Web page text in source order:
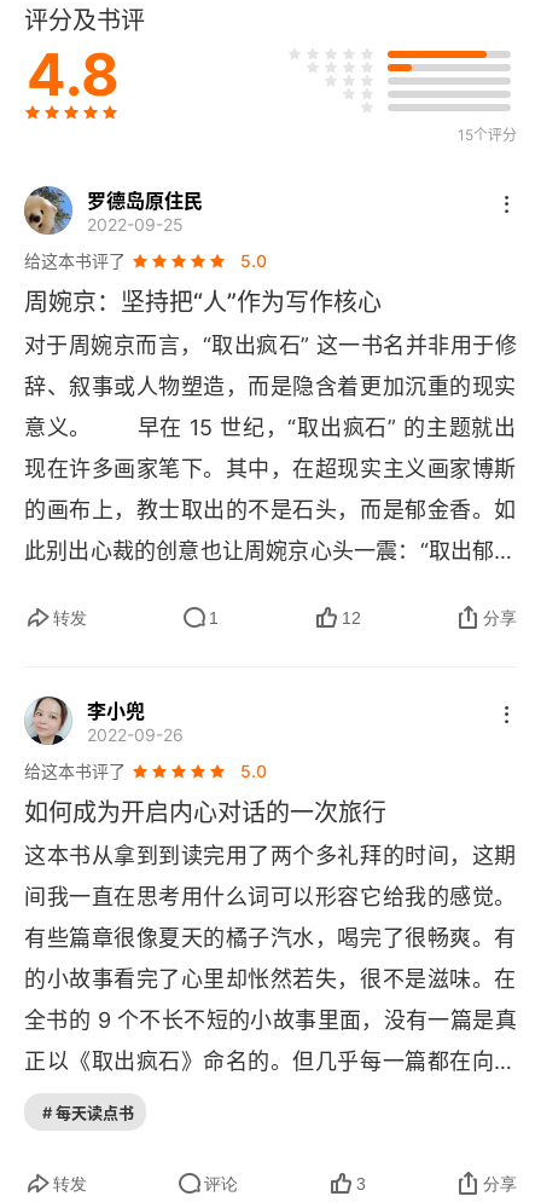
评分及书评
4.8
15个评分
罗德岛原住民
2022-09-25
给这本书评了
5.0
周婉京：坚持把“人”作为写作核心
对于周婉京而言，“取出疯石” 这一书名并非用于修
辞、叙事或人物塑造，而是隐含着更加沉重的现实
意义。　　早在 15 世纪，“取出疯石” 的主题就出
现在许多画家笔下。其中，在超现实主义画家博斯
的画布上，教士取出的不是石头，而是郁金香。如
此别出心裁的创意也让周婉京心头一震：“取出郁金
人是如何思考的？“疯石” 对他们而言意味着什么？
数百年前的画作中，周婉京感受到 “现实正在变
取出一点什么，从根本上找到解决方案。” 带着这
样的想法，周婉京写出了《取出疯石》。她写现
实，但不落于俗套，而是用精妙的巧合、新奇的结
局，让这部书乘着超现实的列车滚滚向前。　　城
市边缘的 “异物”，藏着普通人的人生百态　　字幕
组、福利姬、假画、深柜、冻卵…… 在《取出疯
石》里，九个不同的故事在纽约的土地上缓缓展
初，周婉京在美国布朗大学哲学系做访问学者。当
她进到哲学系的教室，发现自己是唯一的非白人、
转发 1 12 分享
李小兜
2022-09-26
给这本书评了
5.0
如何成为开启内心对话的一次旅行
这本书从拿到到读完用了两个多礼拜的时间，这期
间我一直在思考用什么词可以形容它给我的感觉。
有些篇章很像夏天的橘子汽水，喝完了很畅爽。有
的小故事看完了心里却怅然若失，很不是滋味。在
全书的 9 个不长不短的小故事里面，没有一篇是真
正以《取出疯石》命名的。但几乎每一篇都在向我
们提问，如何在现实的危机和困难之下，继续佯装
一种乱世迷生之感，不知道今夕是何夕，也不知道
# 每天读点书
转发 评论 3 分享